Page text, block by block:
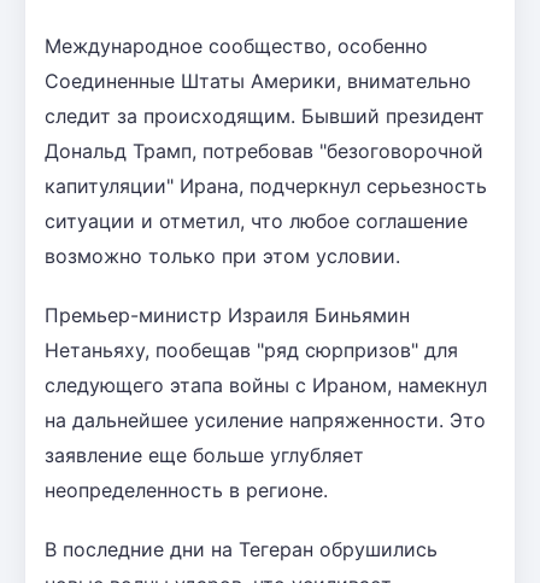
Международное сообщество, особенно
Соединенные Штаты Америки, внимательно
следит за происходящим. Бывший президент
Дональд Трамп, потребовав "безоговорочной
капитуляции" Ирана, подчеркнул серьезность
ситуации и отметил, что любое соглашение
возможно только при этом условии.
Премьер-министр Израиля Биньямин
Нетаньяху, пообещав "ряд сюрпризов" для
следующего этапа войны с Ираном, намекнул
на дальнейшее усиление напряженности. Это
заявление еще больше углубляет
неопределенность в регионе.
В последние дни на Тегеран обрушились